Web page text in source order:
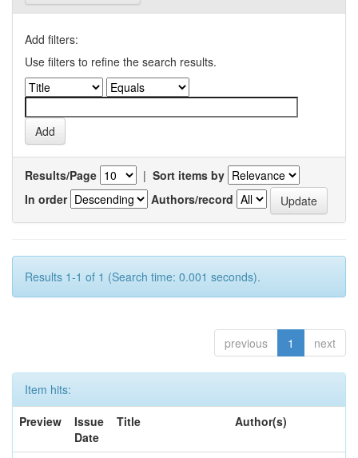
Add filters:
Use filters to refine the search results.
Results/Page | Sort items by
In order
Authors/record
Results 1-1 of 1 (Search time: 0.001 seconds).
previous 1 next
Item hits:
Preview
Issue
Date
Title Author(s)